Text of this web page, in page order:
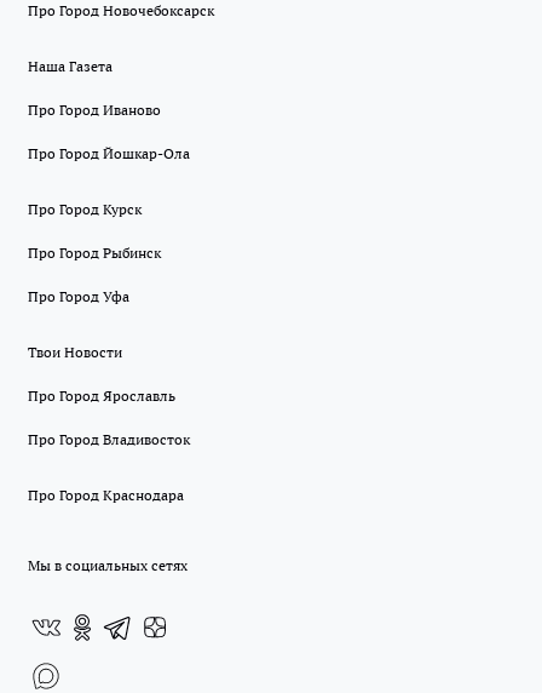
Про Город Новочебоксарск
Наша Газета
Про Город Иваново
Про Город Йошкар-Ола
Про Город Курск
Про Город Рыбинск
Про Город Уфа
Твои Новости
Про Город Ярославль
Про Город Владивосток
Про Город Краснодара
Мы в социальных сетях